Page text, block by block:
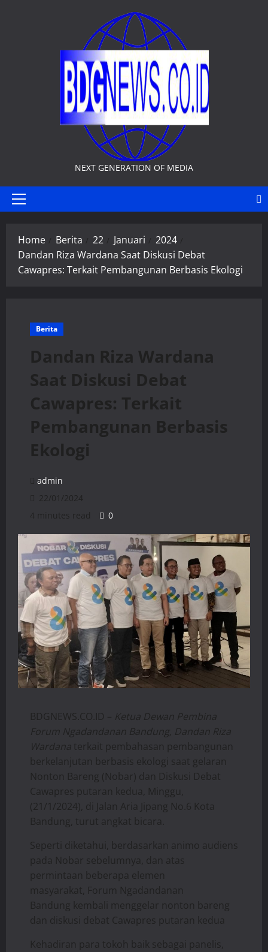
NEXT GENERATION OF MEDIA
Primary
Home Berita 22 Januari
2024
Dandan Riza Wardana Saat Diskusi Debat
Cawapres: Terkait Pembangunan Berbasis Ekologi
Berita
Dandan Riza Wardana
Saat Diskusi Debat
Cawapres: Terkait
Pembangunan Berbasis
Ekologi
admin
22/01/2024
4 minutes read
0
BDGNEWS.CO.ID – Ketua Dewan Pembina
Forum Ngadandanan Bandung, Dandan Riza
Wardana terkait pembahasan pembangunan
berkelanjutan berbasis ekologi saat gelaran
Nonton Bareng (Nobar) dan Diskusi Debat
Cawapres putaran kedua, Minggu,
(21/1/2024), di Jalan Aria Jipang No.6 Kota
Bandung, turut angkat bicara.
Seperti diketahui, berdasarkan animo audiens
pada Nobar sebelumnya, dan atas
permintaan beberapa elemen
masyarakat, Forum Ngadandanan
Bandung kembali menggelar nonton bareng
dan diskusi debat Cawapres putaran kedua
Kehadiran para tokoh baik sebagai panelis,